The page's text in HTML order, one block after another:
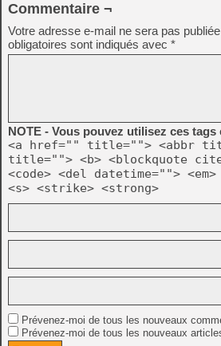
Commentaire ¬
Votre adresse e-mail ne sera pas
obligatoires sont indiqués avec *
NOTE - Vous pouvez utilisez ces
<a href="" title=""> <abbr
title=""> <b> <blockquote
<code> <del datetime="">
<s> <strike> <strong>
Prévenez-moi de tous les nouveaux
Prévenez-moi de tous les nouveaux